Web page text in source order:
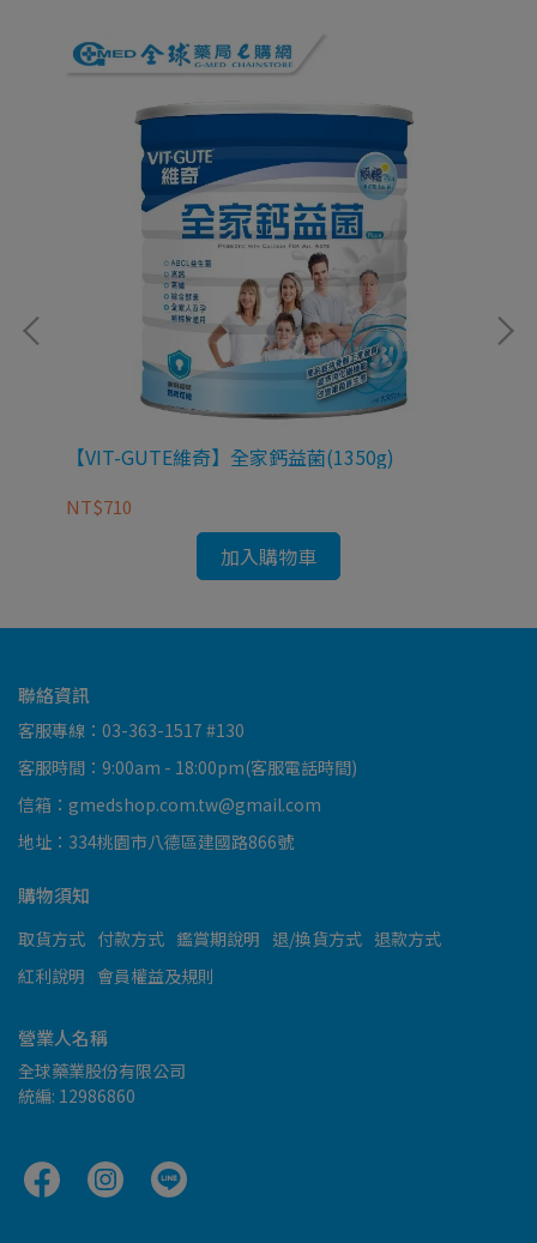
【VIT-GUTE維奇】全家鈣益菌(1350g)
NT$710
加入購物車
聯絡資訊
客服專線：03-363-1517 #130
客服時間：9:00am - 18:00pm(客服電話時間)
信箱：gmedshop.com.tw@gmail.com
地址：334桃園市八德區建國路866號
購物須知
取貨方式 付款方式 鑑賞期說明 退/換貨方式 退款方式
紅利說明 會員權益及規則
營業人名稱
全球藥業股份有限公司
統編: 12986860